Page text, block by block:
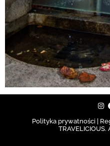
Polityka prywatności |